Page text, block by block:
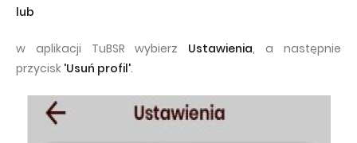
lub
w aplikacji TuBSR wybierz Ustawienia, a następnie
przycisk 'Usuń profil'.